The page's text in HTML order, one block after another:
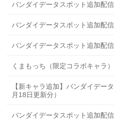
バンダイデータスポット追加配
バンダイデータスポット追加配
バンダイデータスポット追加配
くまもっち（限定コラボキャラ）
【新キャラ追加】バンダイデー
月18日更新分）
バンダイデータスポット追加配